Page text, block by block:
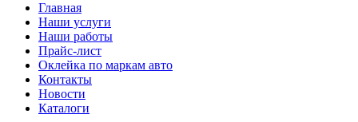
Главная
Наши услуги
Наши работы
Прайс-лист
Оклейка по маркам авто
Контакты
Новости
Каталоги